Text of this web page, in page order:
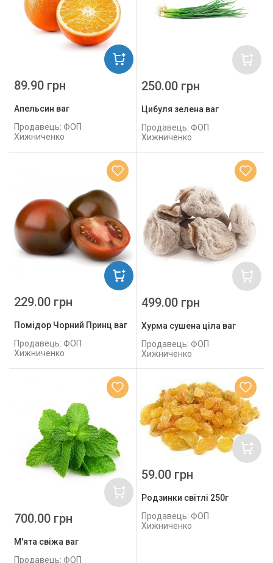
Апельсин ваг
Продавець: ФОП
Хижниченко
89.90 грн
Цибуля зелена ваг
Продавець: ФОП
Хижниченко
250.00 грн
Помідор Чорний Принц ваг
Продавець: ФОП
Хижниченко
229.00 грн
Хурма сушена ціла ваг
Продавець: ФОП
Хижниченко
499.00 грн
М'ята свіжа ваг
Продавець: ФОП
700.00 грн
Родзинки світлі 250г
Продавець: ФОП
Хижниченко
59.00 грн